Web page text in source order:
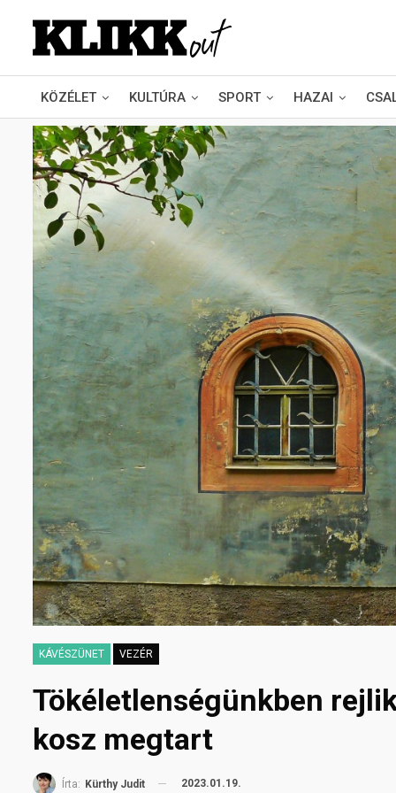
KÖZÉLET KULTÚRA SPORT HAZAI
KÁVÉSZÜNET VEZÉR
Tökéletlenségünkben
kosz megtart
Írta: Kürthy Judit 2023.01.19.